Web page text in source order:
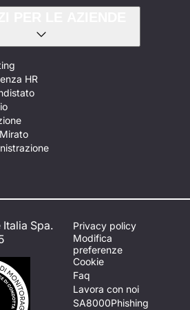
HR
Spa.
Privacy policy
Modifica
preferenze
Cookie
Faq
Lavora con noi
SA8000Phishing